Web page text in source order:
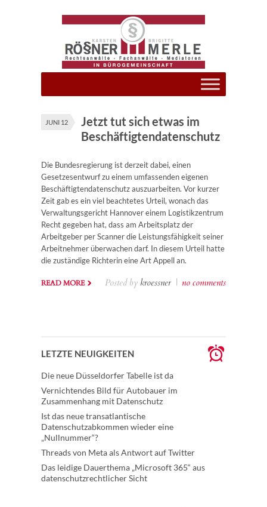
JUNI 12
Jetzt tut sich etwas im
Beschäftigtendatenschutz
Die Bundesregierung ist derzeit dabei, einen
Gesetzesentwurf zu einem umfassenden eigenen
Beschäftigtendatenschutz auszuarbeiten. Vor kurzer
Zeit gab es ein viel beachtetes Urteil, wonach das
Verwaltungsgericht Hannover einem Logistikzentrum
Recht gegeben hat, dass am Arbeitsplatz der
Arbeitgeber per Scanner die Leistungsfähigkeit seiner
Arbeitnehmer überwachen darf. In diesem Urteil hatte
die zuständige Richterin eine Art Appell an.
READ MORE Posted by kroessner | no comments
LETZTE NEUIGKEITEN
Die neue Düsseldorfer Tabelle ist da
Vernichtendes Bild für Autobauer im
Zusammenhang mit Datenschutz
Ist das neue transatlantische
Datenschutzabkommen wieder eine
„Nullnummer“?
Threads von Meta als Antwort auf Twitter
Das leidige Dauerthema „Microsoft 365“ aus
datenschutzrechtlicher Sicht